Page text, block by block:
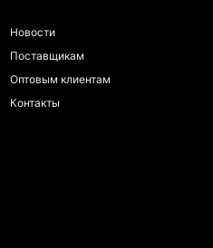
Новости
Поставщикам
Оптовым клиентам
Контакты